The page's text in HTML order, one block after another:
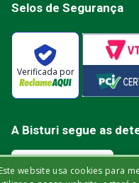
Selos de Segurança
Verificada por
A Bisturi segue as
website usa cookies para